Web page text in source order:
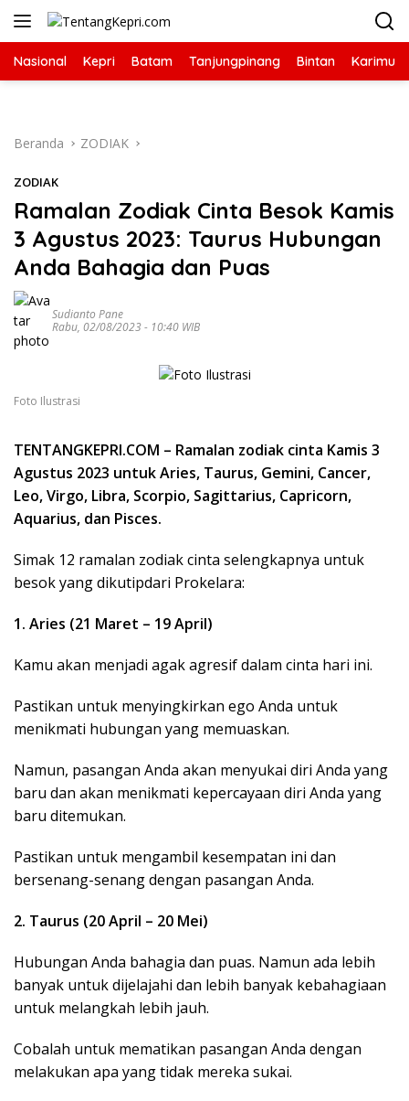
Langsung
Nasional Kepri Batam Tanjungpinang Bintan Karimun
Beranda ZODIAK
ZODIAK
Ramalan Zodiak Cinta Besok Kamis
3 Agustus 2023: Taurus Hubungan
Anda Bahagia dan Puas
Sudianto Pane
Rabu, 02/08/2023 - 10:40 WIB
Foto Ilustrasi
TENTANGKEPRI.COM – Ramalan zodiak cinta Kamis 3
Agustus 2023 untuk Aries, Taurus, Gemini, Cancer,
Leo, Virgo, Libra, Scorpio, Sagittarius, Capricorn,
Aquarius, dan Pisces.
Simak 12 ramalan zodiak cinta selengkapnya untuk
besok yang dikutipdari Prokelara:
1. Aries (21 Maret – 19 April)
Kamu akan menjadi agak agresif dalam cinta hari ini.
Pastikan untuk menyingkirkan ego Anda untuk
menikmati hubungan yang memuaskan.
Namun, pasangan Anda akan menyukai diri Anda yang
baru dan akan menikmati kepercayaan diri Anda yang
baru ditemukan.
Pastikan untuk mengambil kesempatan ini dan
bersenang-senang dengan pasangan Anda.
2. Taurus (20 April – 20 Mei)
Hubungan Anda bahagia dan puas. Namun ada lebih
banyak untuk dijelajahi dan lebih banyak kebahagiaan
untuk melangkah lebih jauh.
Cobalah untuk mematikan pasangan Anda dengan
melakukan apa yang tidak mereka sukai.